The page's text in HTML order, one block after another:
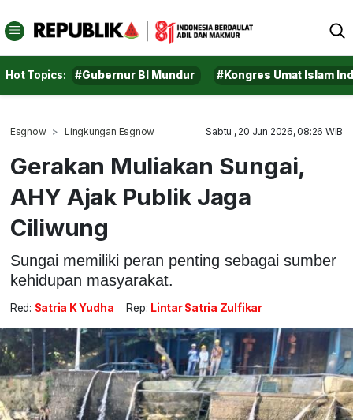
Hot Topics: #Gubernur BI Mundur #Kongres Umat Islam
Esgnow Lingkungan Esgnow Sabtu , 20 Jun 2026, 08:26 WIB
Gerakan Muliakan Sungai,
AHY Ajak Publik Jaga
Ciliwung
Sungai memiliki peran penting sebagai sumber
kehidupan masyarakat.
Red: Satria K Yudha Rep: Lintar Satria Zulfikar